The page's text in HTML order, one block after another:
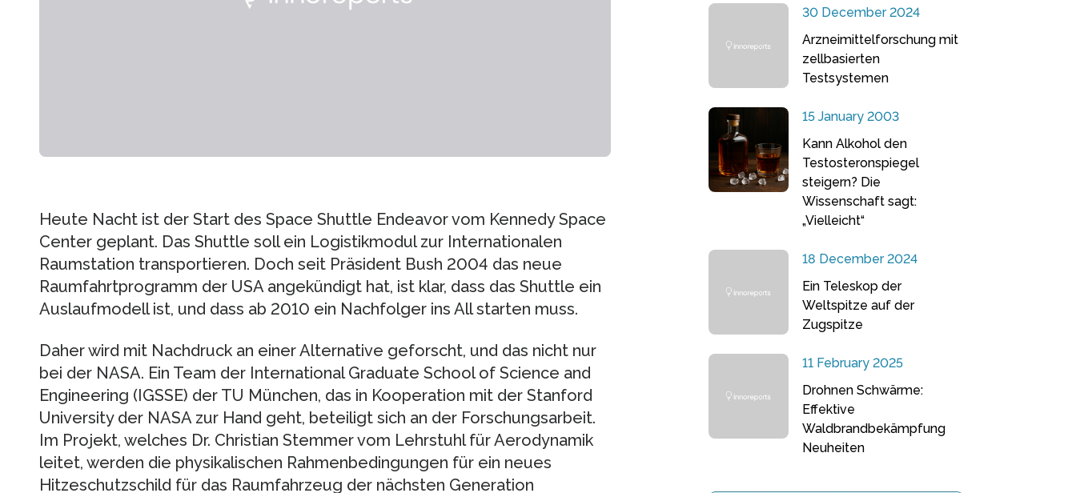
Heute Nacht ist der Start des Space Shuttle Endeavor vom Kennedy Space
Center geplant. Das Shuttle soll ein Logistikmodul zur Internationalen
Raumstation transportieren. Doch seit Präsident Bush 2004 das neue
Raumfahrtprogramm der USA angekündigt hat, ist klar, dass das Shuttle ein
Auslaufmodell ist, und dass ab 2010 ein Nachfolger ins All starten muss.
Daher wird mit Nachdruck an einer Alternative geforscht, und das nicht nur
bei der NASA. Ein Team der International Graduate School of Science and
Engineering (IGSSE) der TU München, das in Kooperation mit der Stanford
University der NASA zur Hand geht, beteiligt sich an der Forschungsarbeit.
Im Projekt, welches Dr. Christian Stemmer vom Lehrstuhl für Aerodynamik
leitet, werden die physikalischen Rahmenbedingungen für ein neues
Hitzeschutzschild für das Raumfahrzeug der nächsten Generation
30 December 2024
Arzneimittelforschung mit
zellbasierten
Testsystemen
15 January 2003
Kann Alkohol den
Testosteronspiegel
steigern? Die
Wissenschaft sagt:
„Vielleicht“
18 December 2024
Ein Teleskop der
Weltspitze auf der
Zugspitze
11 February 2025
Drohnen Schwärme:
Effektive
Waldbrandbekämpfung
Neuheiten